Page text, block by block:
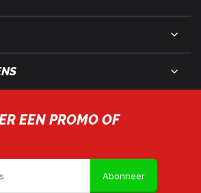
EEN PROMO OF
Abonneer